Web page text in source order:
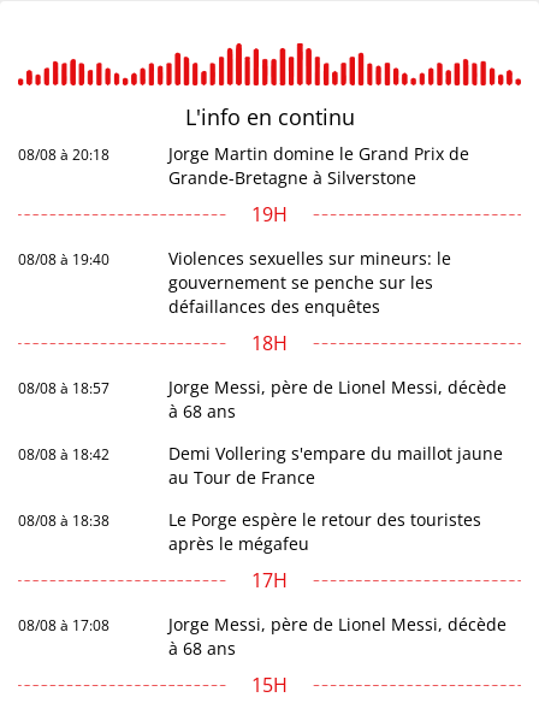
L'info en continu
08/08 à 20:18
Jorge Martin domine le Grand Prix de
Grande-Bretagne à Silverstone
19H
08/08 à 19:40
Violences sexuelles sur mineurs: le
gouvernement se penche sur les
défaillances des enquêtes
18H
08/08 à 18:57
Jorge Messi, père de Lionel Messi, décède
à 68 ans
08/08 à 18:42
Demi Vollering s'empare du maillot jaune
au Tour de France
08/08 à 18:38
Le Porge espère le retour des touristes
après le mégafeu
17H
08/08 à 17:08
Jorge Messi, père de Lionel Messi, décède
à 68 ans
15H